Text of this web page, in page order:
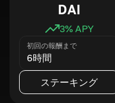
DAI
3% APY
初回の報酬まで
6時間
ステーキング